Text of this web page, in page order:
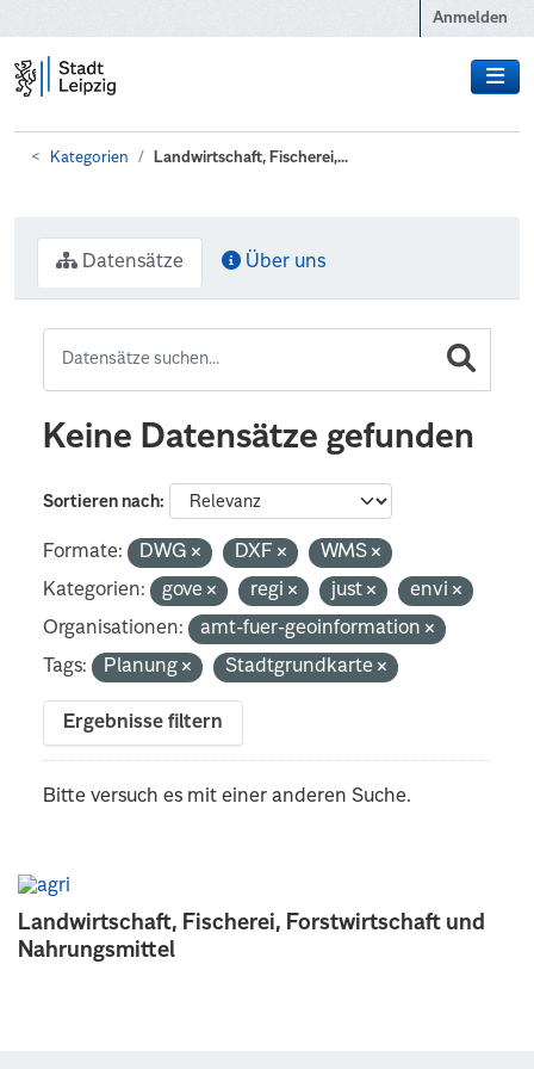
Anmelden
Kategorien Landwirtschaft, Fischerei,...
Landwirtschaft, Fischerei, Forstwirtschaft und
Nahrungsmittel
Datensätze Über uns
Keine Datensätze gefunden
Sortieren nach
Formate: DWG DXF
WMS
Kategorien:
gove regi just
envi
Organisationen:
amt-fuer-geoinformation
Tags:
Planung Stadtgrundkarte
Ergebnisse filtern
Bitte versuch es mit einer anderen Suche.